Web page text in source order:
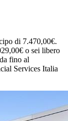
di 7.470,00€.
o sei libero
fino al
Services Italia